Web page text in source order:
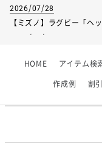
2026/07/28
【ミズノ】ラグビー「ヘ
2026/06/09
【アシックス】一部商品
HOME アイテム検
作成例 割